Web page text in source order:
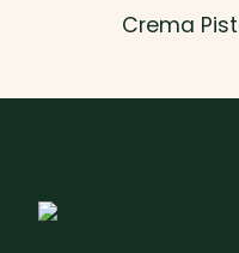
Crema